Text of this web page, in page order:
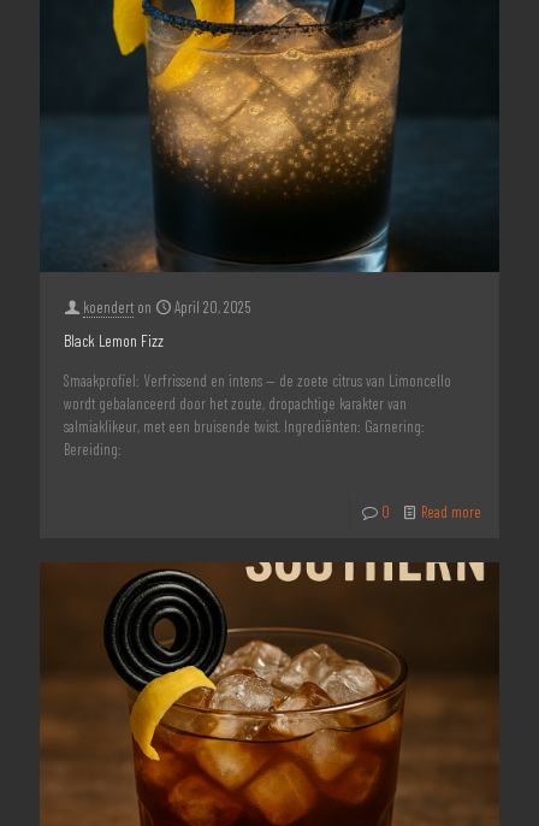
koendert on April 20, 2025
Black Lemon Fizz
Smaakprofiel: Verfrissend en intens — de zoete citrus van Limoncello
wordt gebalanceerd door het zoute, dropachtige karakter van
salmiaklikeur, met een bruisende twist. Ingrediënten: Garnering:
Bereiding:
0 Read more